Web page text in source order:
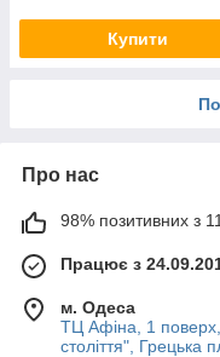
Купити
Про нас
98% позитивних з
Працює з
м. Одеса
ТЦ Афіна, 1
століття", Грецька